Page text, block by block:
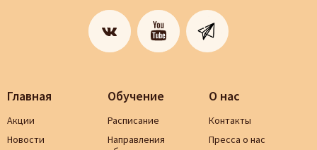
Главная
Акции
Новости
Обучение
Расписание
Направления
О нас
Контакты
Пресса о нас